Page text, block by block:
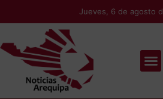
Jueves, 6 de agosto